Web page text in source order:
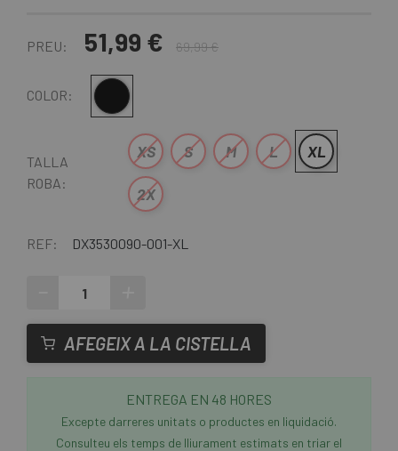
PREU: 51,99 € 69,99 €
COLOR: Negre
TALLA
ROBA:
XS S M L XL
2X
REF: DX3530090-001-XL
AFEGEIX A LA CISTELLA
ENTREGA EN 48 HORES
Excepte darreres unitats o productes en liquidació.
Consulteu els temps de lliurament estimats en triar el